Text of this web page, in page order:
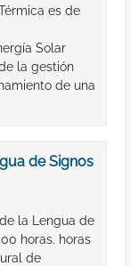
es de
Solar
la gestión
de una
de Signos
la Lengua de
horas. horas
de